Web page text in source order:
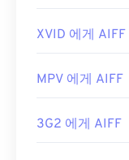
XVID 에게 AIFF
MPV 에게 AIFF
3G2 에게 AIFF